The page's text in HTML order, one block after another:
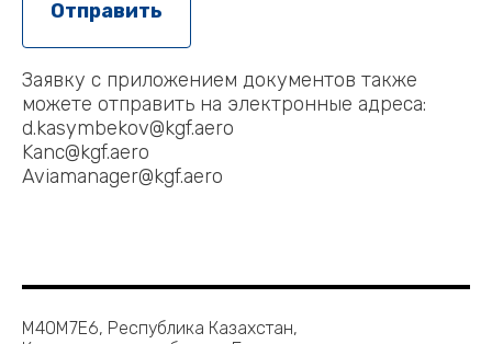
Заявку с приложением документов также
можете отправить на электронные адреса:
d.kasymbekov@kgf.aero
Kanc@kgf.aero
Aviamanager@kgf.aero
M40M7E6, Республика Казахстан,